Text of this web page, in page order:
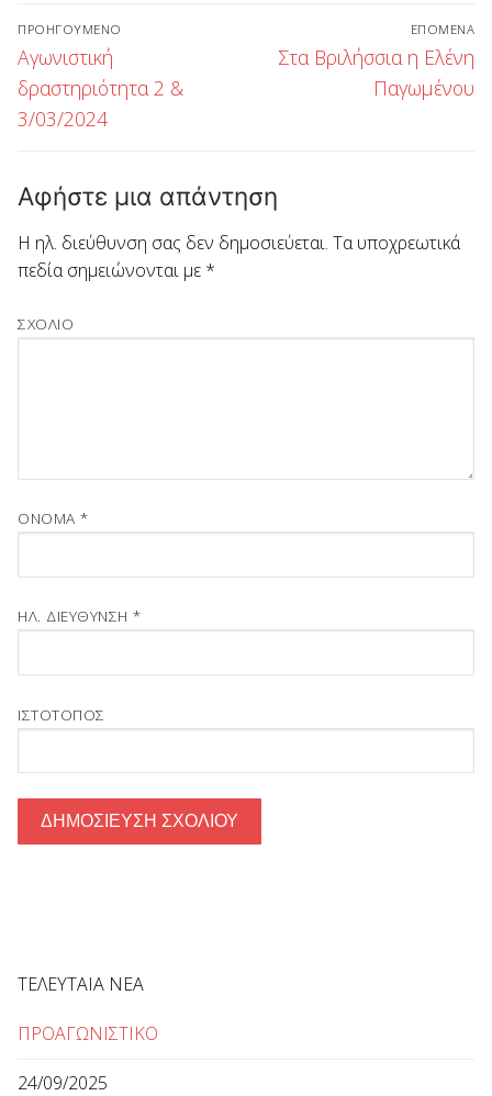
Πλοήγηση
άρθρων
ΠΡΟΗΓΟΎΜΕΝΟ
Προηγούμενο
άρθρο:
Αγωνιστική
δραστηριότητα 2 &
3/03/2024
ΕΠΌΜΕΝΑ
Επόμενο
Στα Βριλήσσια η Ελένη
Παγωμένου
Αφήστε μια απάντηση
Η ηλ. διεύθυνση σας δεν δημοσιεύεται. Τα υποχρεωτικά
πεδία σημειώνονται με *
ΣΧΌΛΙΟ
ΌΝΟΜΑ *
ΗΛ. ΔΙΕΎΘΥΝΣΗ *
ΙΣΤΌΤΟΠΟΣ
ΤΕΛΕΥΤΑΙΑ ΝΕΑ
ΠΡΟΑΓΩΝΙΣΤΙΚΟ
24/09/2025